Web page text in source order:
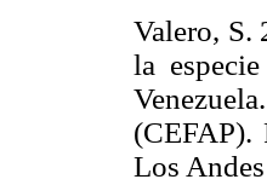
Valero, S.
la especie
(CEFAP).
Los